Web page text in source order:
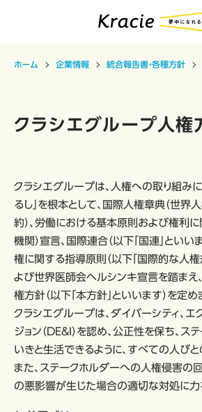
ホーム 企業情報 統合報告書・各種方針
クラシエグループ人権
クラシエグループは、人権への取り組みに
るし」を根本として、国際人権章典（世界
約）、労働における基本原則および権利に
機関）宣言、国際連合（以下「国連」といい
権に関する指導原則（以下「国際的な人権
よび世界医師会ヘルシンキ宣言を踏まえ
権方針（以下「本方針」といいます）を定め
クラシエグループは、ダイバーシティ、エ
ジョン（DE&I）を認め、公正性を保ち、ス
いきと生活できるように、すべての人びと
また、ステークホルダーへの人権侵害の
の悪影響が生じた場合の適切な対処に力